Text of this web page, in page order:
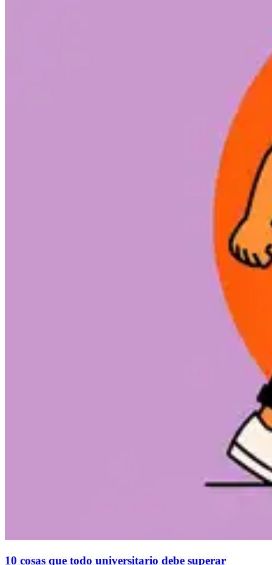
10 cosas que todo universitario debe superar